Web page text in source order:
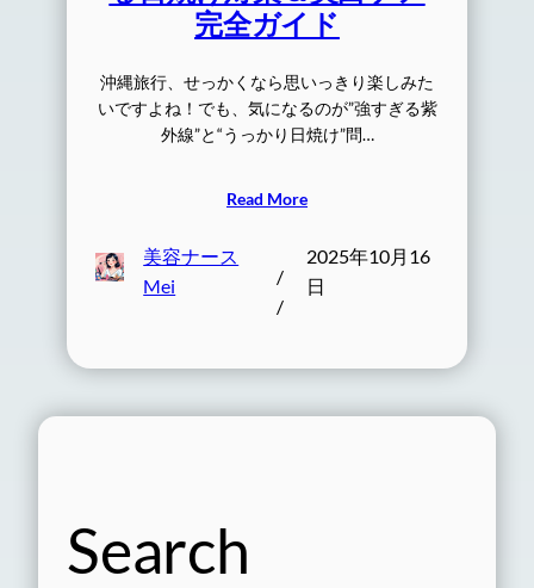
完全ガイド
沖縄旅行、せっかくなら思いっきり楽しみた
いですよね！でも、気になるのが”強すぎる紫
外線”と“うっかり日焼け”問…
Read More
美容ナース
Mei
/
/
2025年10月16
日
Search